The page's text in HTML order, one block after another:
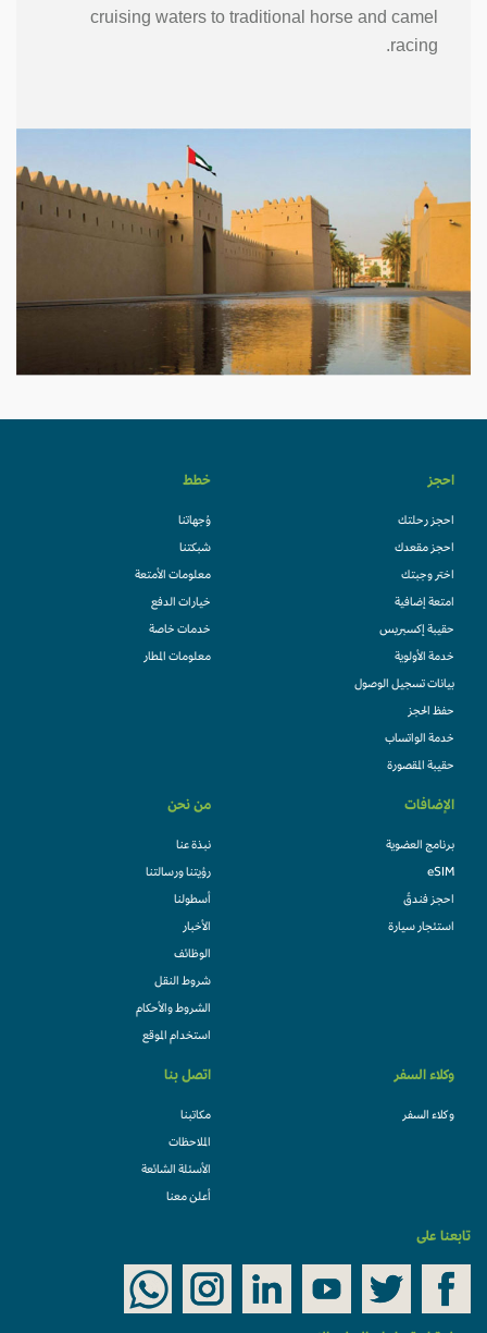
cruising waters to traditional horse and camel
racing.
احجز
احجز رحلتك
احجز مقعدك
اختر وجبتك
امتعة إضافية
حقيبة إكسبريس
خدمة الأولوية
بيانات تسجيل الوصول
حفظ الحجز
خدمة الواتساب
حقيبة المقصورة
خطط
وُجهاتنا
شبكتنا
معلومات الأمتعة
خيارات الدفع
خدمات خاصة
معلومات المطار
الإضافات
برنامج العضوية
eSIM
احجز فندقً
استئجار سيارة
من نحن
نبذة عنا
رؤيتنا ورسالتنا
أسطولنا
الأخبار
الوظائف
شروط النقل
الشروط والأحكام
استخدام الموقع
وكلاء السفر
وكلاء السفر
اتصل بنا
مكاتبنا
الملاحظات
الأسئلة الشائعة
أعلن معنا
تابعنا على